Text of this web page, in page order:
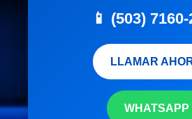
📱 (503)
LLAMAR
WHATSAPP